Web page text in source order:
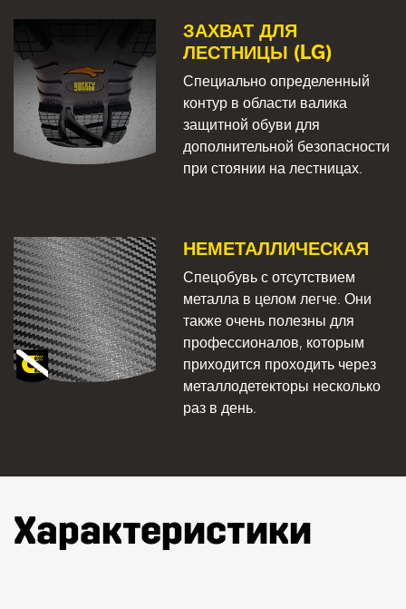
ЗАХВАТ ДЛЯ
ЛЕСТНИЦЫ (LG)
Специально определенный
контур в области валика
защитной обуви для
дополнительной безопасности
при стоянии на лестницах.
НЕМЕТАЛЛИЧЕСКАЯ
Спецобувь с отсутствием
металла в целом легче. Они
также очень полезны для
профессионалов, которым
приходится проходить через
металлодетекторы несколько
раз в день.
Характеристики